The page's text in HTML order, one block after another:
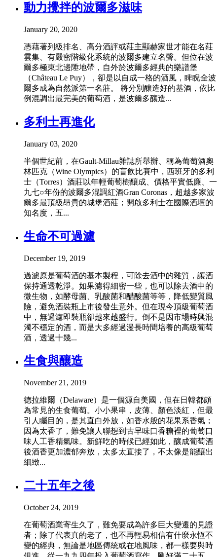
動力攪拌的波爾多滋味
January 20, 2020
憑藉著列級排名、高分酒評或莊主顯赫家世才能在名莊
雲集、有嚴密階級化系統的波爾多建立名聲。但位在波
爾多極東北邊陲地帶，自外於波爾多經典的樂譜堡
（Château Le Puy），卻是以自成一格的酒風，睥睨全波
爾多成為自然派第一名莊。 將分別釀造好的基酒，依比
例混調出最完美的葡萄酒，是波爾多釀造...
多利士再進化
January 03, 2020
半個世紀前，在Gault-Millau雜誌所舉辦、稱為葡萄酒奧
林匹克（Wine Olympics）的盲飲比賽中，西班牙的多利
士（Torres）酒莊以年輕葡萄樹釀成、價格平實低廉、一
九七○年份的波爾多混調紅酒Gran Coronas，超越多家波
爾多最頂級昂貴的城堡酒莊；開啟多利士在國際酒壇的
知名度，五...
生命不可過濾
December 19, 2019
過濾原是葡萄酒的基本製程，可除去酒中的雜質，讓酒
保持通透乾淨。如果濾得細密一些，也可以除去酒中的
微生物，如酵母菌、乳酸菌和醋酸菌等等，降低變質風
險，避免酒裝瓶上市後發生意外。但在現今頂級葡萄酒
中，無過濾即裝瓶卻越來越盛行。倒不是因市場時興混
濁不穩定的酒，而是大多經過漫長時間培養的高級葡萄
酒，透過十幾...
生食與釀造
November 21, 2019
德拉維爾（Delaware）是一個源自美國，但在日韓都頗
為常見的生食葡萄。小小果串，皮薄、顏色淡紅，但最
引人矚目的，是其直白外放，如香水般的花果系香氣；
因為太香了，難免讓人聯想到古早味口香糖裡的葡萄口
味人工香精氣味。新鮮吃的時候已經如此，釀成葡萄酒
後酒香更加濃郁奔放，太多太直接了，不太像是能釀出
細緻...
二十五年之後
October 24, 2019
在葡萄酒業寄生久了，難免要成為許多巨大變遷的見證
者；除了代表真的老了，也不再輕易相信有什麼永恆不
變的經典，無論是地區傳統或在地風味，都一樣要與時